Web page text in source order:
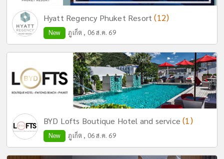
Hyatt Regency Phuket Resort(12)
New ภูเก็ต , 06 ส.ค. 69
BYD Lofts Boutique Hotel and service(1)
New ภูเก็ต , 06 ส.ค. 69